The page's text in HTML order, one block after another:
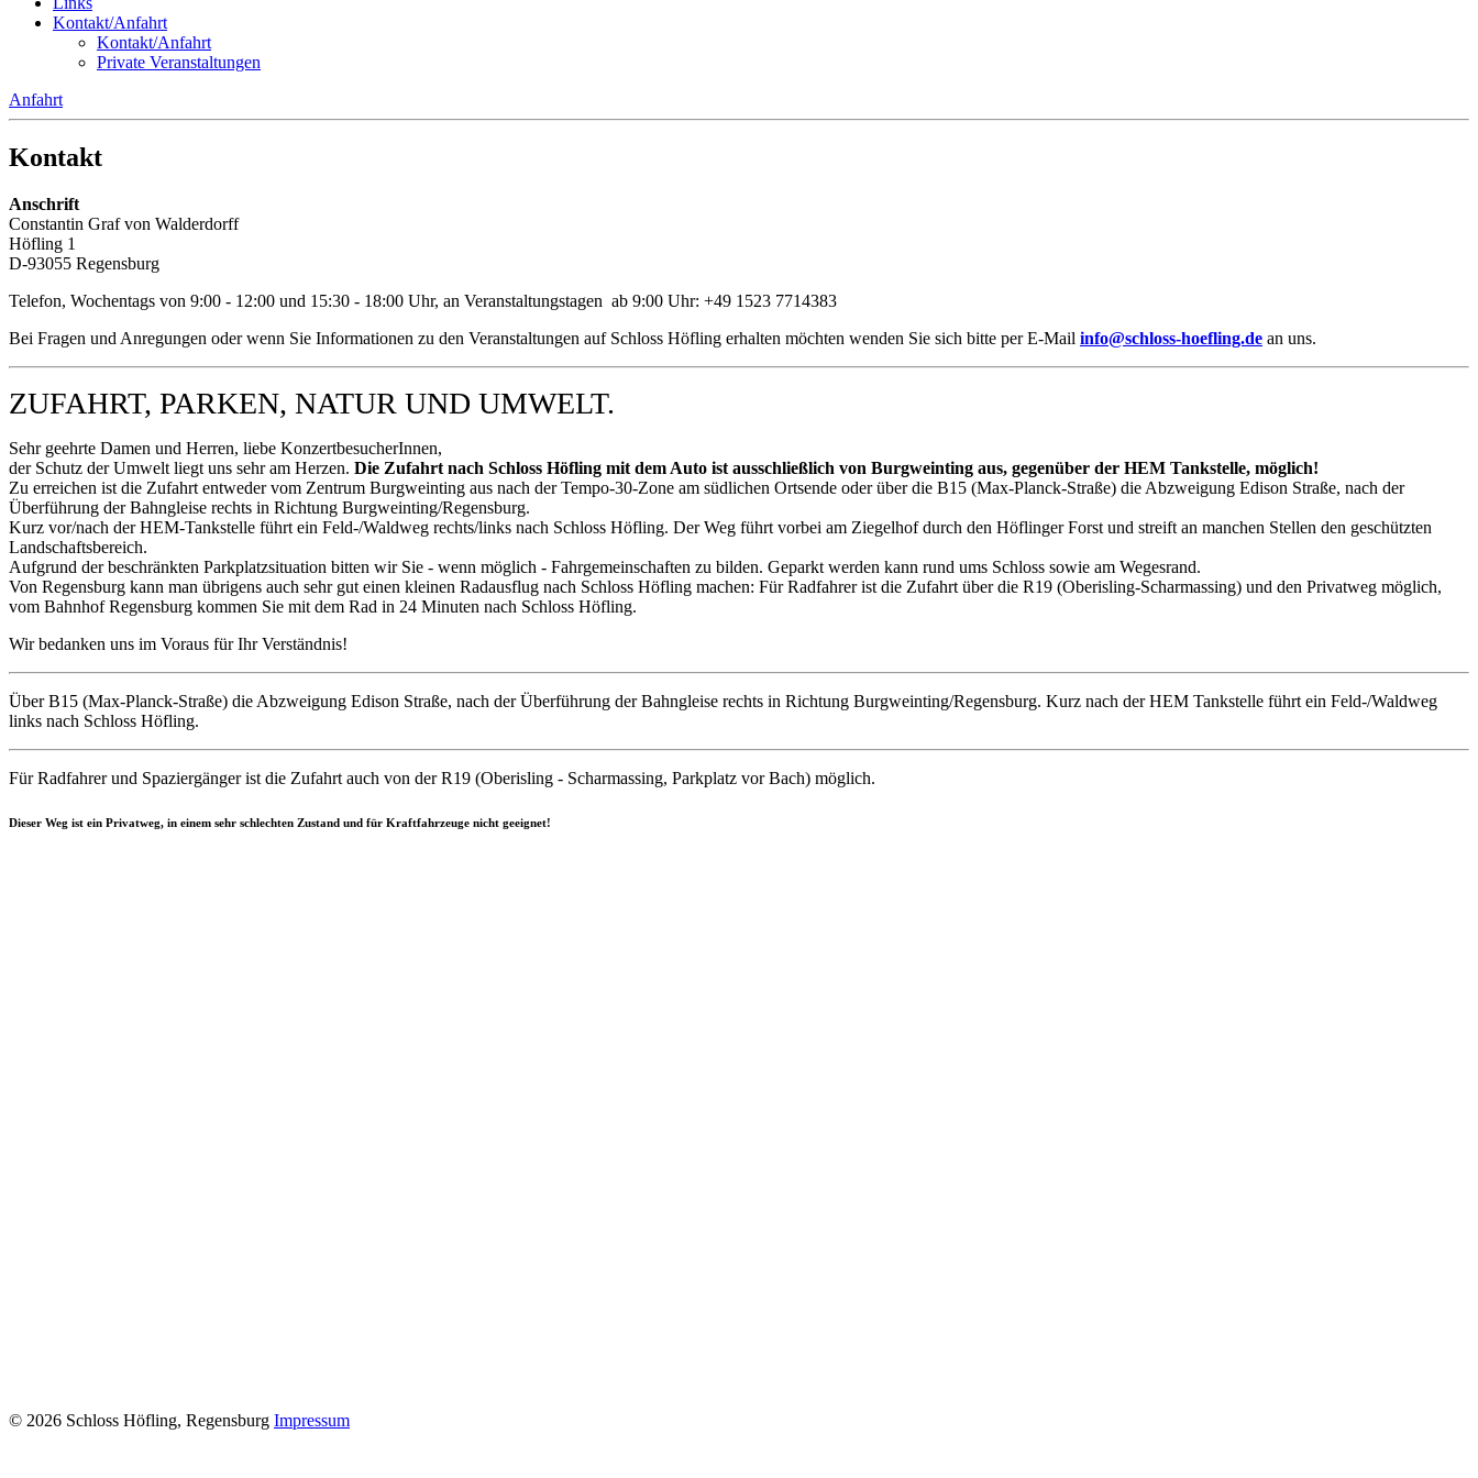
Kontakt/Anfahrt
Kontakt/Anfahrt
Private Veranstaltungen
Anfahrt
Kontakt
Anschrift
Constantin Graf von Walderdorff
Höfling 1
D-93055 Regensburg
Telefon, Wochentags von 9:00 - 12:00 und 15:30 - 18:00 Uhr, an Veranstaltungstagen ab 9:00 Uhr: +49 1523 7714383
Bei Fragen und Anregungen oder wenn Sie Informationen zu den Veranstaltungen auf Schloss Höfling erhalten möchten wenden Sie sich bitte per E-Mail info@schloss-hoefling.de an uns.
ZUFAHRT, PARKEN, NATUR UND UMWELT.
Sehr geehrte Damen und Herren, liebe KonzertbesucherInnen,
der Schutz der Umwelt liegt uns sehr am Herzen. Die Zufahrt nach Schloss Höfling mit dem Auto ist ausschließlich von Burgweinting aus, gegenüber der HEM Tankstelle, möglich!
Zu erreichen ist die Zufahrt entweder vom Zentrum Burgweinting aus nach der Tempo-30-Zone am südlichen Ortsende oder über die B15 (Max-Planck-Straße) die Abzweigung Edison Straße, nach der
Überführung der Bahngleise rechts in Richtung Burgweinting/Regensburg.
Kurz vor/nach der HEM-Tank­stelle führt ein Feld-/Waldweg rechts/links nach Schloss Höfling. Der Weg führt vorbei am Ziegelhof durch den Höflinger Forst und streift an manchen Stellen den geschützten
Landschaftsbereich.
Aufgrund der beschränkten Park­platz­situation bitten wir Sie - wenn möglich - Fahrgemeinschaften zu bilden. Geparkt werden kann rund ums Schloss sowie am Wegesrand.
Von Regensburg kann man übrigens auch sehr gut einen kleinen Radausflug nach Schloss Höfling machen: Für Radfahrer ist die Zufahrt über die R19 (Oberisling-Scharmassing) und den Privatweg möglich,
vom Bahnhof Regensburg kommen Sie mit dem Rad in 24 Minuten nach Schloss Höfling.
Wir bedanken uns im Voraus für Ihr Verständnis!
Über B15 (Max-Planck-Straße) die Abzweigung Edison Straße, nach der Überführung der Bahngleise rechts in Richtung Burgweinting/Regensburg. Kurz nach der HEM Tankstelle führt ein Feld-/Waldweg
links nach Schloss Höfling.
Für Radfahrer und Spaziergänger ist die Zufahrt auch von der R19 (Oberisling - Scharmassing, Parkplatz vor Bach) möglich.
Dieser Weg ist ein Privatweg, in einem sehr schlechten Zustand und für Kraftfahrzeuge nicht geeignet!
© 2026 Schloss Höfling, Regensburg Impressum